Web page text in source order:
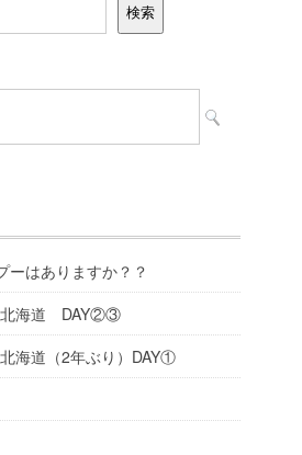
検索
ーはありますか？？
北海道 DAY②③
海道（2年ぶり）DAY①